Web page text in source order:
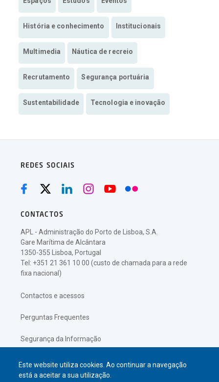
Este website utiliza cookies. Ao continuar a navegação
está a aceitar a sua utilização.
História e conhecimento Institucionais
Multimedia Náutica de recreio
Recrutamento Segurança portuária
Sustentabilidade Tecnologia e inovação
REDES SOCIAIS
CONTACTOS
APL - Administração do Porto de Lisboa, S.A.
Gare Marítima de Alcântara
1350-355 Lisboa, Portugal
Tel: +351 21 361 10 00 (custo de chamada para a rede
fixa nacional)
Contactos e acessos
Perguntas Frequentes
Segurança da Informação
Política de Privacidade